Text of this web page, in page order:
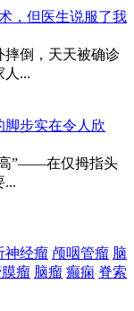
，但医生说服了我
摔倒，天天被确诊
人...
脚步实在令人欣
高”——在仅拇指头
...
神经瘤 颅咽管瘤 脑
瘤 脑瘤 癫痫 脊索